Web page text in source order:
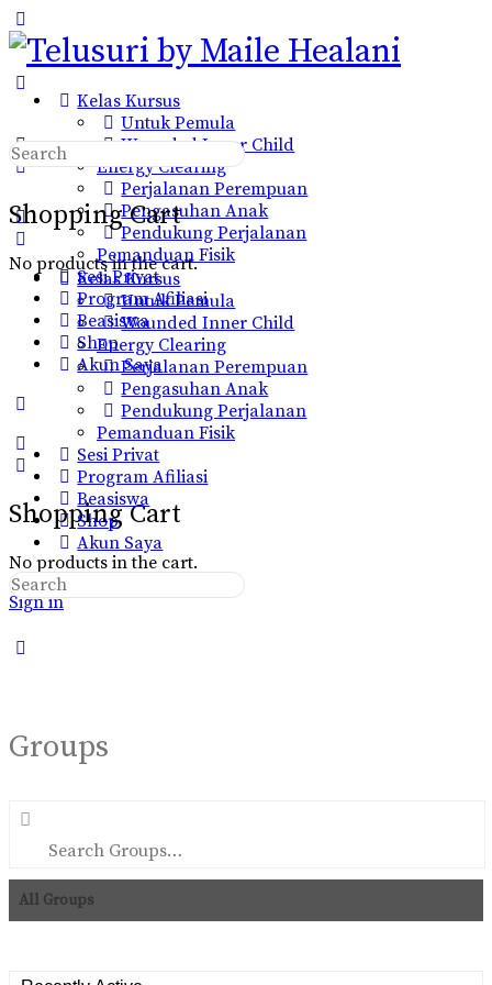
Side
Panel
Kelas Kursus
Untuk Pemula
Wounded Inner Child
Energy Clearing
Perjalanan Perempuan
Pengasuhan Anak
Pendukung Perjalanan
Pemanduan Fisik
Sesi Privat
Program Afiliasi
Beasiswa
Shop
Akun Saya
options
Shopping Cart
No products in the cart.
Sign in
Shopping Cart
No products in the cart.
Search
for:
Kelas Kursus
Untuk Pemula
Wounded Inner Child
Energy Clearing
Perjalanan Perempuan
Pengasuhan Anak
Pendukung Perjalanan
Pemanduan Fisik
Sesi Privat
Program Afiliasi
Beasiswa
Shop
Akun Saya
Search
for:
Groups
Search
All Groups